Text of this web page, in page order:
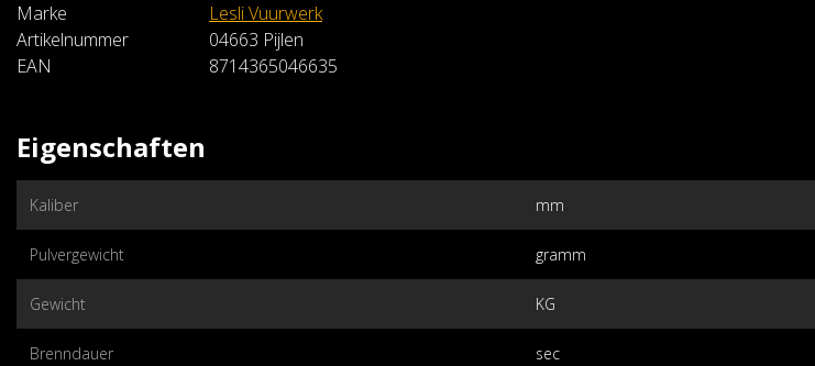
Marke
Lesli Vuurwerk
Artikelnummer
04663 Pijlen
EAN
8714365046635
Eigenschaften
Kaliber mm
Pulvergewicht gramm
Gewicht KG
Brenndauer sec
Mighty Rocketshow
Space Blasters